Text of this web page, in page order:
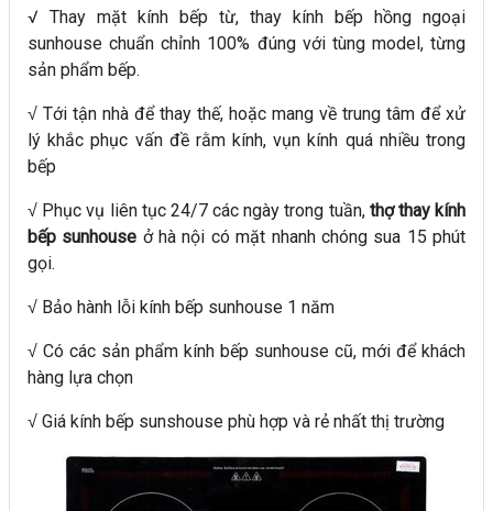
√ Thay mặt kính bếp từ, thay kính bếp hồng ngoại
sunhouse chuẩn chỉnh 100% đúng với tùng model, từng
sản phẩm bếp.
√ Tới tận nhà để thay thế, hoặc mang về trung tâm để xử
lý khắc phục vấn đề rằm kính, vụn kính quá nhiều trong
bếp
√ Phục vụ liên tục 24/7 các ngày trong tuần, thợ thay kính
bếp sunhouse ở hà nội có mặt nhanh chóng sua 15 phút
gọi.
√ Bảo hành lỗi kính bếp sunhouse 1 năm
√ Có các sản phẩm kính bếp sunhouse cũ, mới để khách
hàng lựa chọn
√ Giá kính bếp sunshouse phù hợp và rẻ nhất thị trường